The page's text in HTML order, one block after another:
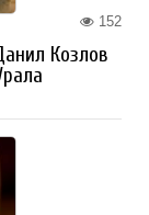
152
Козлов